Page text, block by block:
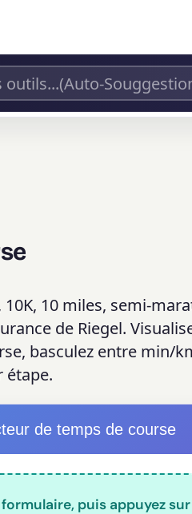
10 miles, semi-
de Riegel.
basculez entre min/
étape.
de temps de course
puis appuyez